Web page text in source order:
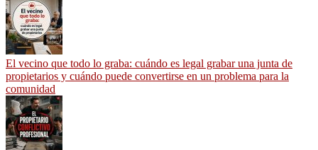
El vecino que todo lo graba: cuándo es legal grabar una junta de
propietarios y cuándo puede convertirse en un problema para la
comunidad